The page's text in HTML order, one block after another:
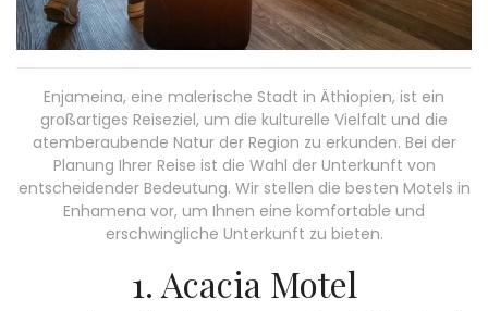
Enjameina, eine malerische Stadt in Äthiopien, ist ein
großartiges Reiseziel, um die kulturelle Vielfalt und die
atemberaubende Natur der Region zu erkunden. Bei der
Planung Ihrer Reise ist die Wahl der Unterkunft von
entscheidender Bedeutung. Wir stellen die besten Motels in
Enhamena vor, um Ihnen eine komfortable und
erschwingliche Unterkunft zu bieten.
1. Acacia Motel